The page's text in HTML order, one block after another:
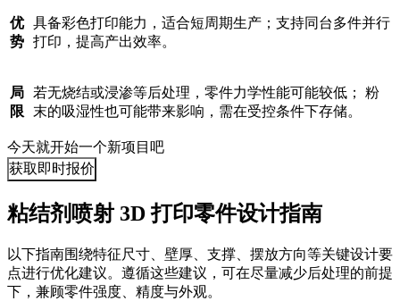
优
势
具备彩色打印能力，适合短周期生产；支持同台多件并行
打印，提高产出效率。
局
限
若无烧结或浸渗等后处理，零件力学性能可能较低； 粉
末的吸湿性也可能带来影响，需在受控条件下存储。
今天就开始一个新项目吧
获取即时报价
粘结剂喷射 3D 打印零件设计指南
以下指南围绕特征尺寸、壁厚、支撑、摆放方向等关键设计要
点进行优化建议。遵循这些建议，可在尽量减少后处理的前提
下，兼顾零件强度、精度与外观。